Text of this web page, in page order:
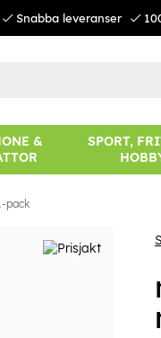
Snabba leveranser
&
SPORT,
pack